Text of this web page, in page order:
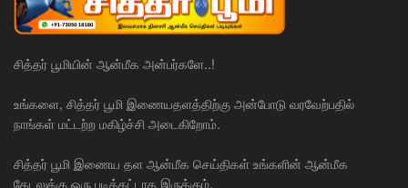
சித்தர் பூமியின் ஆன்மீக அன்பர்களே..!
உங்களை, சித்தர் பூமி இணையதளத்திற்கு அன்போடு வரவேற்பதில்
நாங்கள் மட்டற்ற மகிழ்ச்சி அடைகிறோம்.
சித்தர் பூமி இணைய தள ஆன்மீக செய்திகள் உங்களின் ஆன்மீக
தேடலுக்கு ஒரு படிக்கட்டாக இருக்கும்.